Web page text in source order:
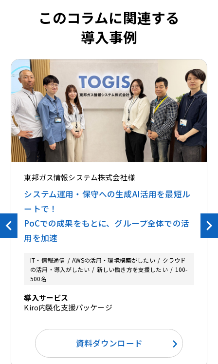
このコラムに関連する
導入事例
東邦ガス情報システム株式会社様
システム運用・保守への生成AI活用を最短ル
ートで！
PoCでの成果をもとに、グループ全体での活
用を加速
IT・情報通信 AWSの活用・環境構築がしたい
クラウド
の活用・導入がしたい
新しい働き方を支援したい
100-
500名
導入サービス
Kiro内製化支援パッケージ
資料ダウンロード